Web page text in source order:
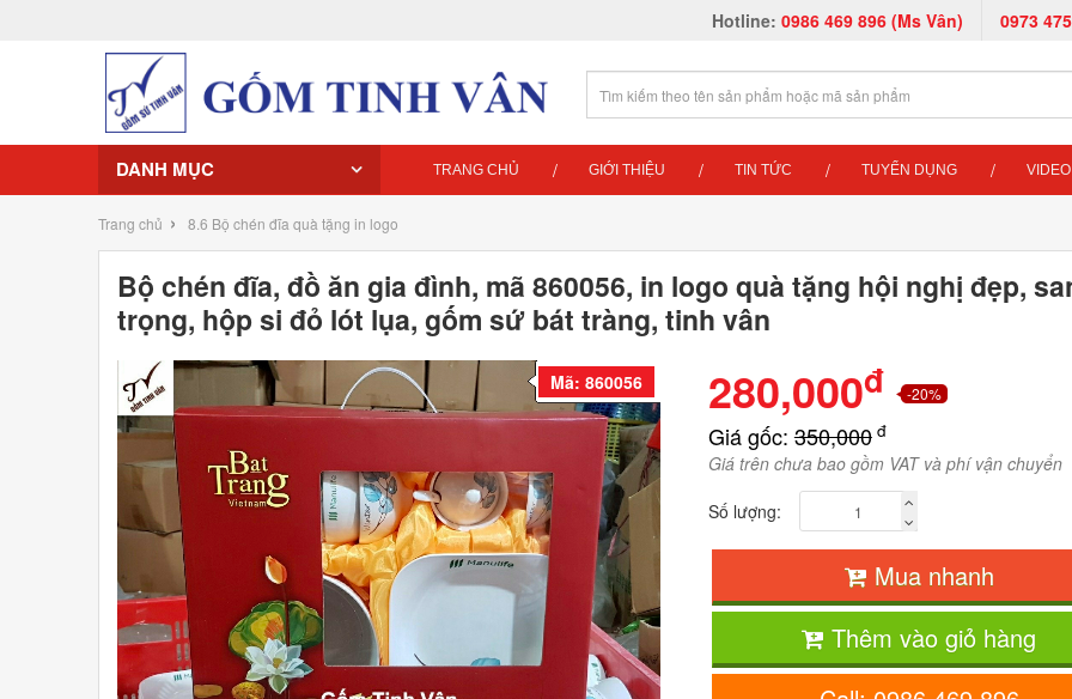
Hotline: 0986 469 896 (Ms Vân) 0973
DANH MỤC TRANG CHỦ GIỚI THIỆU TIN TỨC TUYỂN DỤNG VIDEO
Trang chủ › 8.6 Bộ chén đĩa quà tặng in logo
Bộ chén đĩa, đồ ăn gia đình, mã 860056, in logo quà tặng hội nghị đẹp,
trọng, hộp si đỏ lót lụa, gốm sứ bát tràng, tinh vân
Mã: 860056 280,000đ -20%
Giá gốc:350,000 đ
Giá trên chưa bao gồm VAT và phí vận chuyển
Số lượng:
Mua nhanh
Thêm vào giỏ hàng